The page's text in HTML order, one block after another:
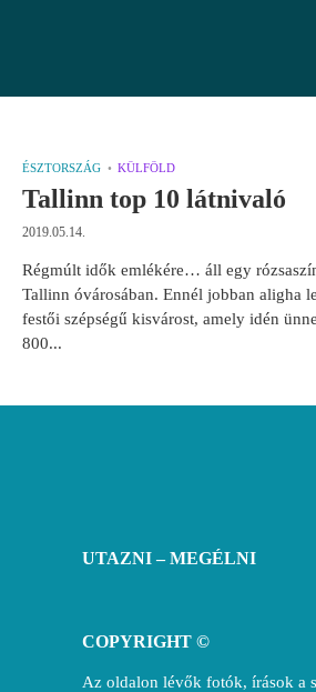
ÉSZTORSZÁG KÜLFÖLD
Tallinn top 10 látnivaló
2019.05.14.
Régmúlt idők emlékére… áll egy
Tallinn óvárosában. Ennél jobban aligha
festői szépségű kisvárost, amely idén
800...
UTAZNI – MEGÉLNI
COPYRIGHT ©
Az oldalon lévők fotók, írások a